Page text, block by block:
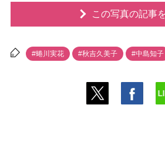
この写真の記事
#蜷川実花 #秋吉久美子 #中島知子